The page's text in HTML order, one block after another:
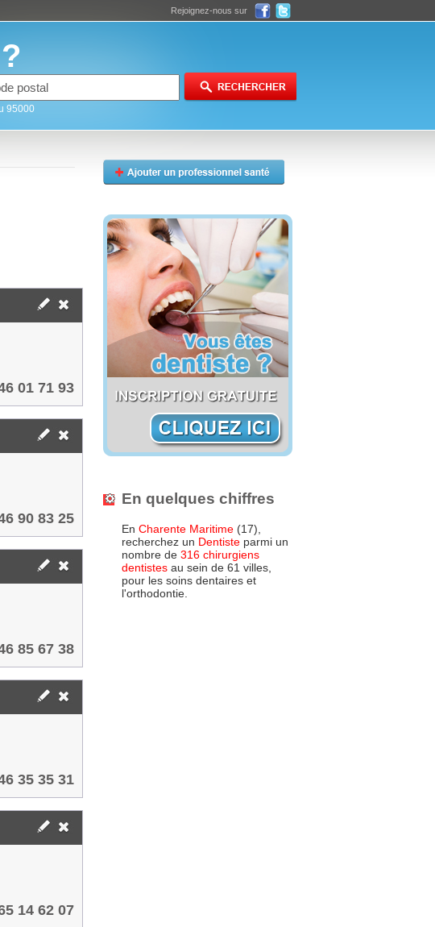
Rejoignez-nous sur
95000
01 71 93
90 83 25
85 67 38
35 35 31
14 62 07
En quelques chiffres
En Charente Maritime (17),
recherchez un Dentiste parmi un
nombre de 316 chirurgiens
dentistes au sein de 61 villes,
pour les soins dentaires et
l'orthodontie.